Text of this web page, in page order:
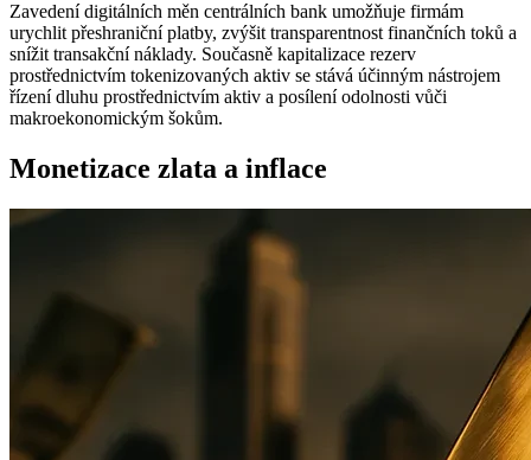
Zavedení digitálních měn centrálních bank umožňuje firmám
urychlit přeshraniční platby, zvýšit transparentnost finančních toků a
snížit transakční náklady. Současně kapitalizace rezerv
prostřednictvím tokenizovaných aktiv se stává účinným nástrojem
řízení dluhu prostřednictvím aktiv a posílení odolnosti vůči
makroekonomickým šokům.
Monetizace zlata a inflace